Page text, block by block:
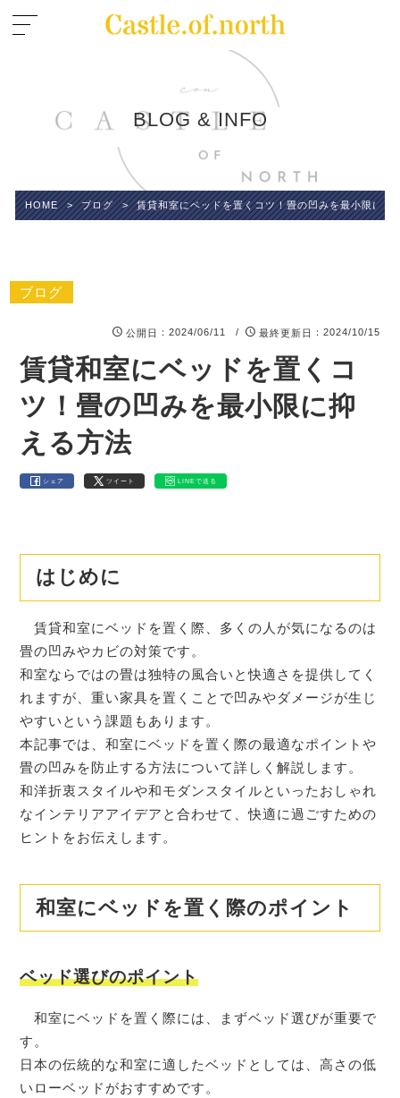
BLOG & INFO
HOME > ブログ > 賃貸和室にベッドを置くコツ！畳の凹みを最小限に抑
ブログ
公開日 ：2024/06/11 / 最終更新日 ：2024/10/15
賃貸和室にベッドを置くコ
ツ！畳の凹みを最小限に抑
える方法
シェア ツイート LINEで送る
はじめに
賃貸和室にベッドを置く際、多くの人が気になるのは
畳の凹みやカビの対策です。
和室ならではの畳は独特の風合いと快適さを提供してく
れますが、重い家具を置くことで凹みやダメージが生じ
やすいという課題もあります。
本記事では、和室にベッドを置く際の最適なポイントや
畳の凹みを防止する方法について詳しく解説します。
和洋折衷スタイルや和モダンスタイルといったおしゃれ
なインテリアアイデアと合わせて、快適に過ごすための
ヒントをお伝えします。
和室にベッドを置く際のポイント
ベッド選びのポイント
和室にベッドを置く際には、まずベッド選びが重要で
す。
日本の伝統的な和室に適したベッドとしては、高さの低
いローベッドがおすすめです。